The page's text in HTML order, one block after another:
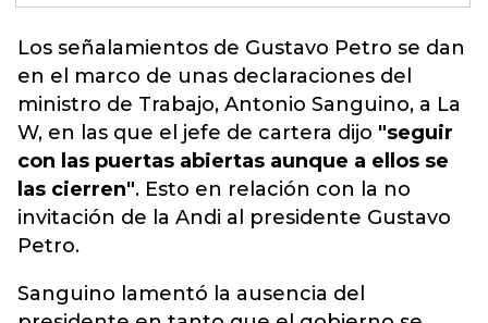
Los señalamientos de Gustavo Petro se dan
en el marco de unas declaraciones del
ministro de Trabajo, Antonio Sanguino, a La
W, en las que el jefe de cartera dijo "seguir
con las puertas abiertas aunque a ellos se
las cierren". Esto en relación con la no
invitación de la Andi al presidente Gustavo
Petro.
Sanguino lamentó la ausencia del